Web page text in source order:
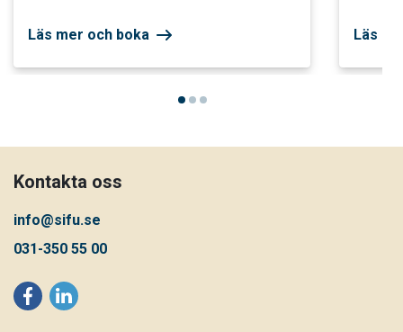
Läs mer och boka Läs
Kontakta oss
info@sifu.se
031-350 55 00